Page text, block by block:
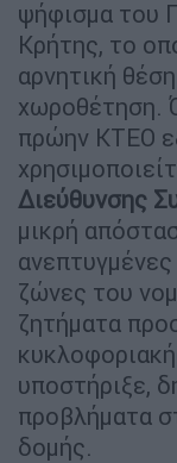
ψήφισμα του
Κρήτης, το
αρνητική
χωροθέτηση.
πρώην ΚΤΕΟ
Διεύθυνσης
μικρή
ζώνες του
ζητήματα
υποστήριξε,
προβλήματα
δομής.